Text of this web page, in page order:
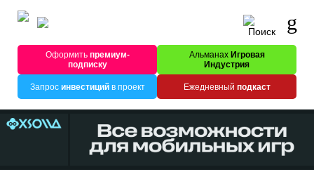
Оформитьпремиум-
подписку
Альманах Игровая
Индустрия
Запрос инвестицийв проект Ежедневный подкаст